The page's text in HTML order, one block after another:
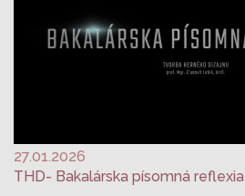
27.01.2026
THD- Bakalárska písomná reflexia